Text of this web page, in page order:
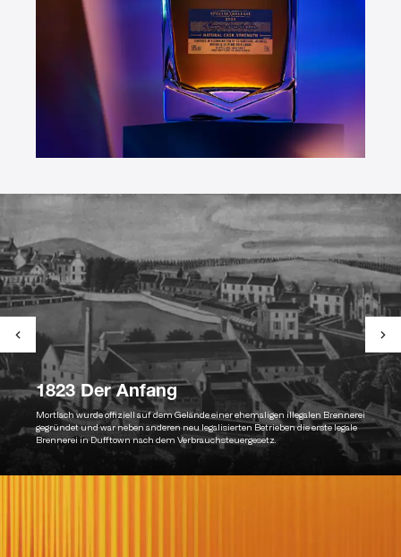
1823 Der Anfang
Mortlach wurde offiziell auf dem Gelände einer ehemaligen illegalen Brennerei
gegründet und war neben anderen neu legalisierten Betrieben die erste legale
Brennerei in Dufftown nach dem Verbrauchsteuergesetz.